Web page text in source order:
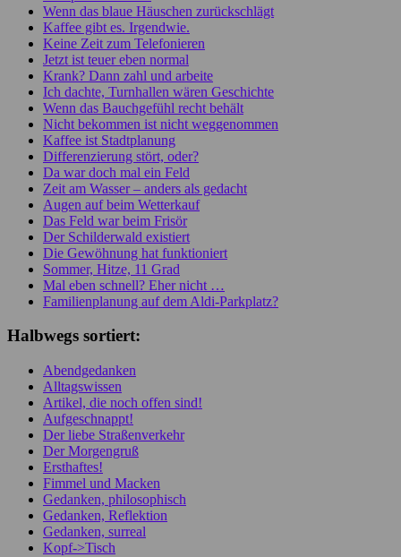
Wenn das blaue Häuschen zurückschlägt
Kaffee gibt es. Irgendwie.
Keine Zeit zum Telefonieren
Jetzt ist teuer eben normal
Krank? Dann zahl und arbeite
Ich dachte, Turnhallen wären Geschichte
Wenn das Bauchgefühl recht behält
Nicht bekommen ist nicht weggenommen
Kaffee ist Stadtplanung
Differenzierung stört, oder?
Da war doch mal ein Feld
Zeit am Wasser – anders als gedacht
Augen auf beim Wetterkauf
Das Feld war beim Frisör
Der Schilderwald existiert
Die Gewöhnung hat funktioniert
Sommer, Hitze, 11 Grad
Mal eben schnell? Eher nicht …
Familienplanung auf dem Aldi-Parkplatz?
Halbwegs sortiert:
Abendgedanken
Alltagswissen
Artikel, die noch offen sind!
Aufgeschnappt!
Der liebe Straßenverkehr
Der Morgengruß
Ersthaftes!
Fimmel und Macken
Gedanken, philosophisch
Gedanken, Reflektion
Gedanken, surreal
Kopf->Tisch